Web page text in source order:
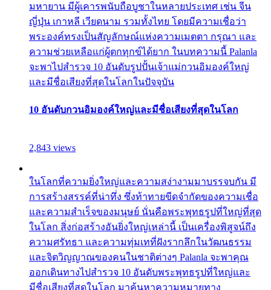
มหายาน มีผู้เคารพนับถือบูชาในหลายประเทศ เช่น จีน
ญี่ปุ่น เกาหลี เวียดนาม รวมทั้งไทย โดยมีความเชื่อว่า
พระองค์ทรงเป็นสัญลักษณ์แห่งความเมตตา กรุณา และ
ความช่วยเหลือแก่ผู้ตกทุกข์ได้ยาก ในบทความนี้ Palanla
จะพาไปสำรวจ 10 อันดับรูปปั้นเจ้าแม่กวนอิมองค์ใหญ่
และมีชื่อเสียงที่สุดในโลกในปัจจุบัน
10 อันดับกวนอิมองค์ใหญ่และมีชื่อเสียงที่สุดในโลก
2,843 views
ในโลกที่ความยิ่งใหญ่และความสง่างามมาบรรจบกัน มี
การสร้างสรรค์ที่น่าทึ่ง ซึ่งท้าทายขีดจำกัดของความเชื่อ
และความสำเร็จของมนุษย์ นั่นคือพระพุทธรูปที่ใหญ่ที่สุด
ในโลก สิ่งก่อสร้างอันยิ่งใหญ่เหล่านี้ เป็นเครื่องพิสูจน์ถึง
ความศรัทธา และความทุ่มเทที่ฝังรากลึกในวัฒนธรรม
และจิตวิญญาณของคนในชาติต่างๆ Palanla จะพาคุณ
ออกเดินทางไปสำรวจ 10 อันดับพระพุทธรูปที่ใหญ่และ
มีชื่อเสียงที่สุดในโลก มาค้นหาความหมายทาง